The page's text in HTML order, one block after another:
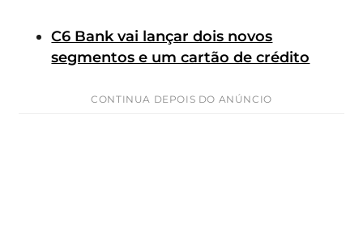
C6 Bank vai lançar dois novos
segmentos e um cartão de crédito
CONTINUA DEPOIS DO ANÚNCIO